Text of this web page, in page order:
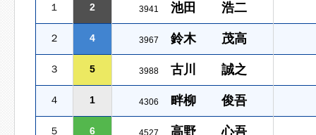
１ 2 3941 池田 浩二
２ 4 3967 鈴木 茂高
３ 5 3988 古川 誠之
４ 1 4306 畔柳 俊吾
５ 6 4527 高野 心吾